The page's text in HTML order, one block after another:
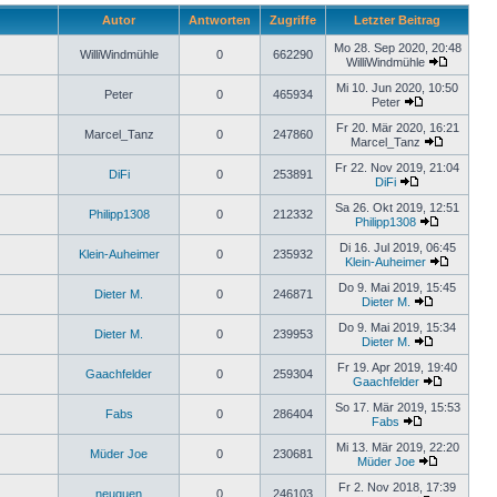
Autor Antworten Zugriffe Letzter Beitrag
WilliWindmühle 0 662290
Mo 28. Sep 2020, 20:48
WilliWindmühle
Peter 0 465934
Mi 10. Jun 2020, 10:50
Peter
Marcel_Tanz 0 247860
Fr 20. Mär 2020, 16:21
Marcel_Tanz
DiFi 0 253891
Fr 22. Nov 2019, 21:04
DiFi
Philipp1308 0 212332
Sa 26. Okt 2019, 12:51
Philipp1308
Klein-Auheimer 0 235932
Di 16. Jul 2019, 06:45
Klein-Auheimer
Dieter M. 0 246871
Do 9. Mai 2019, 15:45
Dieter M.
Dieter M. 0 239953
Do 9. Mai 2019, 15:34
Dieter M.
Gaachfelder 0 259304
Fr 19. Apr 2019, 19:40
Gaachfelder
Fabs 0 286404
So 17. Mär 2019, 15:53
Fabs
Müder Joe 0 230681
Mi 13. Mär 2019, 22:20
Müder Joe
neuquen 0 246103
Fr 2. Nov 2018, 17:39